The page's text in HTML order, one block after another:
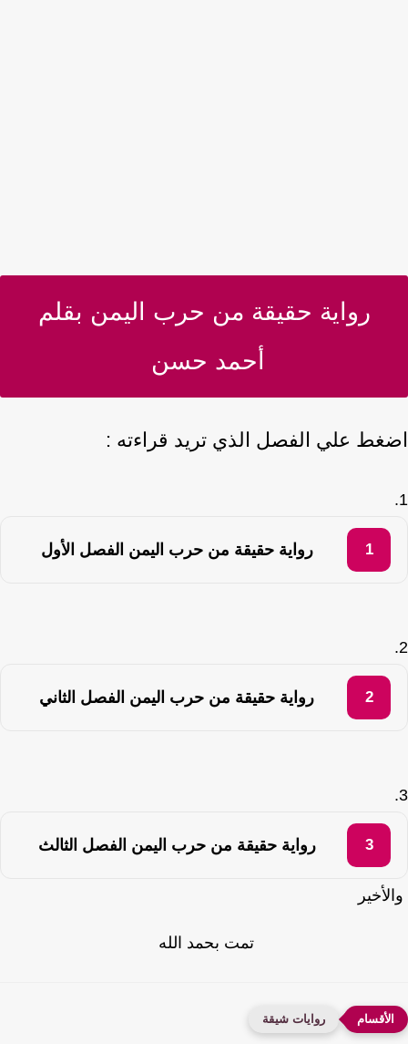
رواية حقيقة من حرب اليمن بقلم
أحمد حسن
علي الفصل الذي تريد قراءته :
رواية حقيقة من حرب اليمن الفصل الأول
رواية حقيقة من حرب اليمن الفصل الثاني
رواية حقيقة من حرب اليمن الفصل الثالث
تمت بحمد الله
روايات شيقة